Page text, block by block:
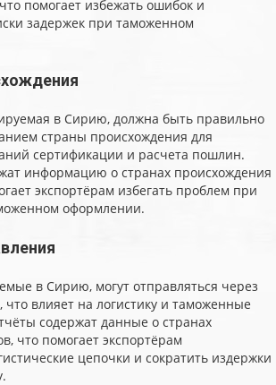
помогает избежать ошибок и
задержек при таможенном
в Сирию, должна быть правильно
страны происхождения для
сертификации и расчета пошлин.
информацию о странах происхождения
экспортёрам избегать проблем при
оформлении.
в Сирию, могут отправляться через
влияет на логистику и таможенные
содержат данные о странах
что помогает экспортёрам
цепочки и сократить издержки